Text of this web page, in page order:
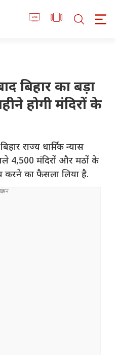
बिहार का बड़ा
होगी मंदिरों के
राज्य धार्मिक न्यास
4,500 मंदिरों और मठों के
करने का फैसला लिया है.